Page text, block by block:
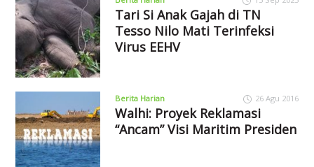
Tari Si Anak Gajah di TN
Tesso Nilo Mati Terinfeksi
Virus EEHV
Berita Harian 26 Agu 2016
Walhi: Proyek Reklamasi
“Ancam” Visi Maritim Presiden